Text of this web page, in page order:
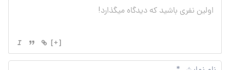
[+]
نام